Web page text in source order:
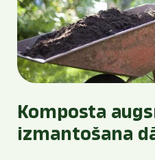
Komposta
izmantošana